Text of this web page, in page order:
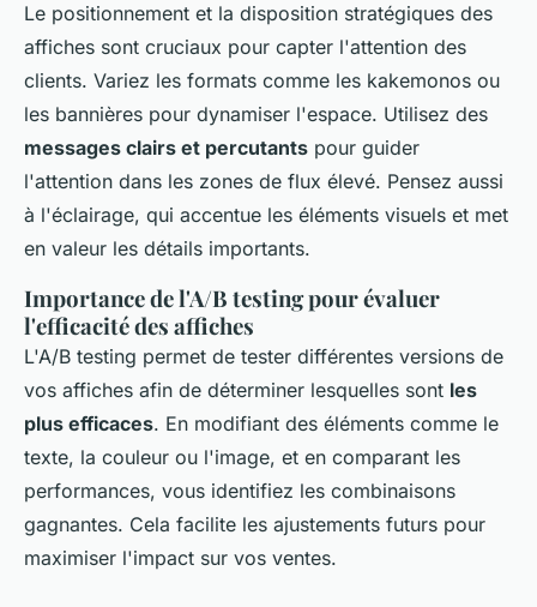
Le positionnement et la disposition stratégiques des
affiches sont cruciaux pour capter l'attention des
clients. Variez les formats comme les kakemonos ou
les bannières pour dynamiser l'espace. Utilisez des
messages clairs et percutants pour guider
l'attention dans les zones de flux élevé. Pensez aussi
à l'éclairage, qui accentue les éléments visuels et met
en valeur les détails importants.
Importance de l'A/B testing pour évaluer
l'efficacité des affiches
L'A/B testing permet de tester différentes versions de
vos affiches afin de déterminer lesquelles sont les
plus efficaces. En modifiant des éléments comme le
texte, la couleur ou l'image, et en comparant les
performances, vous identifiez les combinaisons
gagnantes. Cela facilite les ajustements futurs pour
maximiser l'impact sur vos ventes.